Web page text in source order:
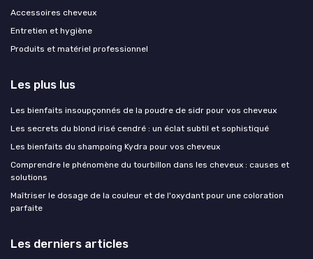
Accessoires cheveux
Entretien et hygiène
Produits et matériel professionnel
Les plus lus
Les bienfaits insoupçonnés de la poudre de sidr pour vos cheveux
Les secrets du blond irisé cendré : un éclat subtil et sophistiqué
Les bienfaits du shampoing Kydra pour vos cheveux
Comprendre le phénomène du tourbillon dans les cheveux : causes et
solutions
Maîtriser le dosage de la couleur et de l'oxydant pour une coloration
parfaite
Les derniers articles